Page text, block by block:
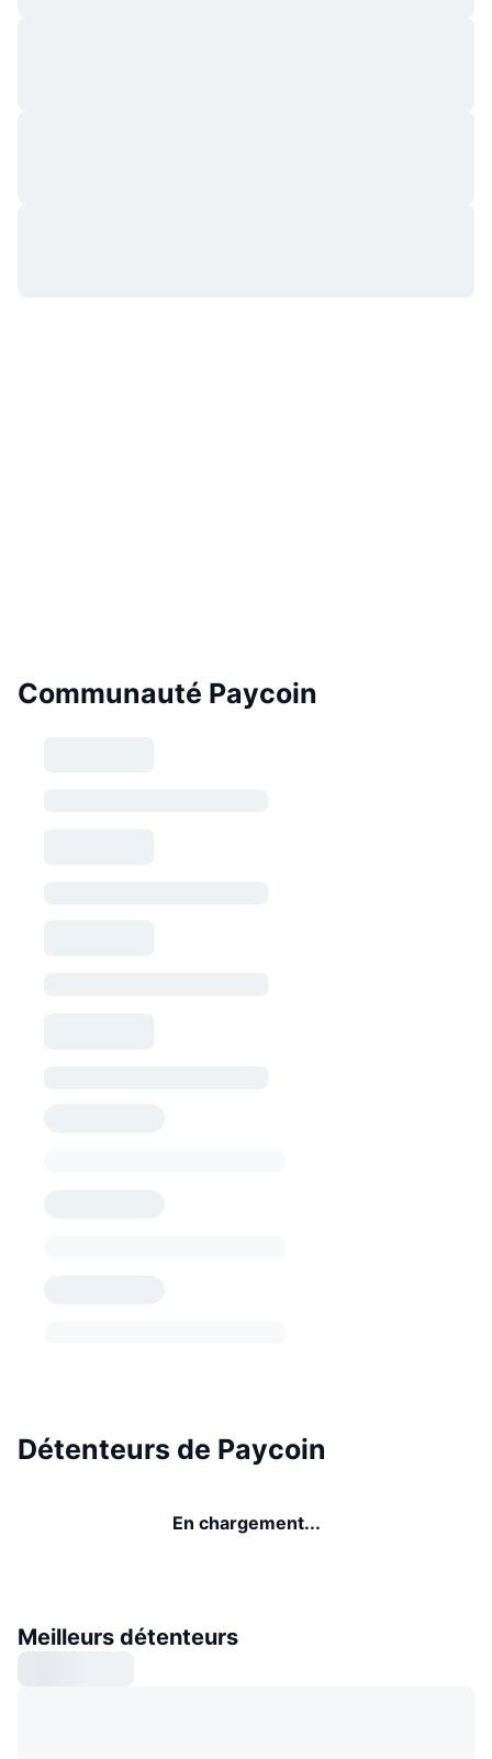
Communauté Paycoin
Détenteurs de Paycoin
En chargement...
Meilleurs détenteurs